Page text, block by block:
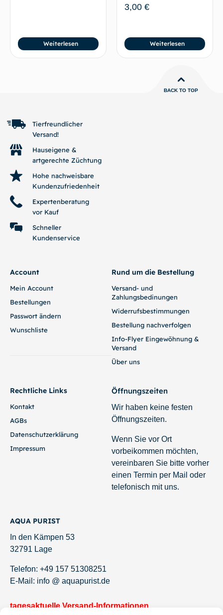
Weiterlesen
3,00 €
Weiterlesen
BACK TO TOP
Tierfreundlicher
Versand!
Hauseigene &
artgerechte Züchtung
Hohe nachweisbare
Kundenzufriedenheit
Expertenberatung
vor Kauf
Schneller
Kundenservice
Account
Mein Account
Bestellungen
Passwort ändern
Wunschliste
Rund um die Bestellung
Versand- und
Zahlungsbedinungen
Widerrufsbestimmungen
Bestellung nachverfolgen
Info-Flyer Eingewöhnung &
Versand
Über uns
Rechtliche Links
Kontakt
AGBs
Datenschutzerklärung
Impressum
Öffnungszeiten
Wir haben keine festen
Öffnungszeiten.
Wenn Sie vor Ort
vorbeikommen möchten,
vereinbaren Sie bitte vorher
einen Termin per Mail oder
telefonisch mit uns.
AQUA PURIST
In den Kämpen 53
32791 Lage
Telefon: +49 157 51308251
E-Mail: info @ aquapurist.de
tagesaktuelle Versand-Informationen